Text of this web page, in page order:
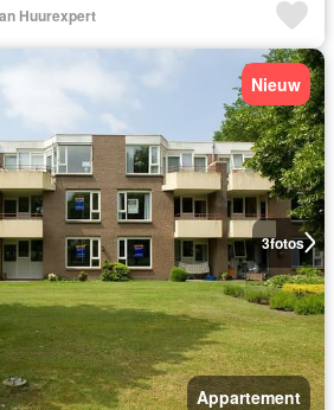
Huurexpert
3fotos
Nieuw
Appartement